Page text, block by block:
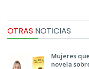
OTRAS NOTICIAS
Mujeres
novela